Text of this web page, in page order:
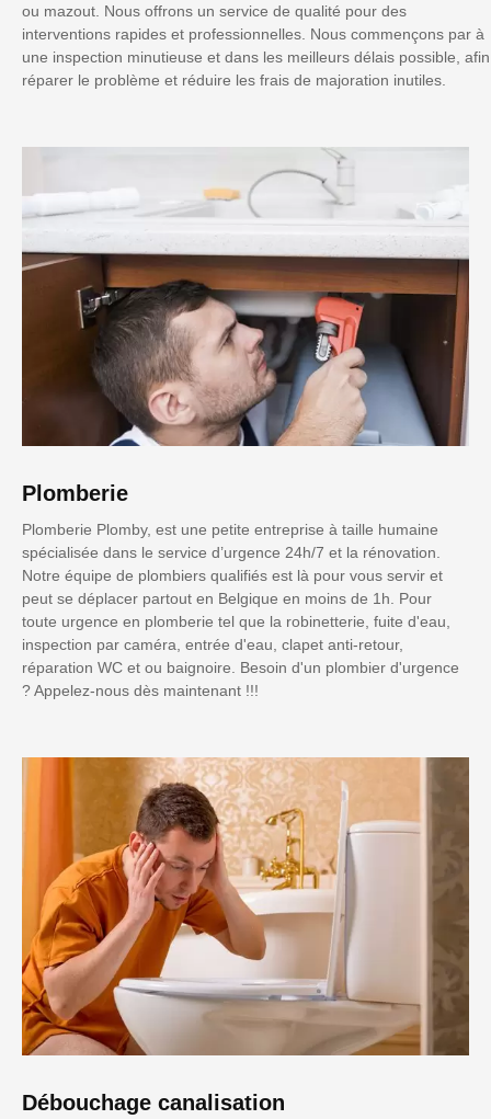
ou mazout. Nous offrons un service de qualité pour des
interventions rapides et professionnelles. Nous commençons par à
une inspection minutieuse et dans les meilleurs délais possible, afin
réparer le problème et réduire les frais de majoration inutiles.
Plomberie
Plomberie Plomby, est une petite entreprise à taille humaine
spécialisée dans le service d’urgence 24h/7 et la rénovation.
Notre équipe de plombiers qualifiés est là pour vous servir et
peut se déplacer partout en Belgique en moins de 1h. Pour
toute urgence en plomberie tel que la robinetterie, fuite d'eau,
inspection par caméra, entrée d'eau, clapet anti-retour,
réparation WC et ou baignoire. Besoin d'un plombier d'urgence
? Appelez-nous dès maintenant !!!
Débouchage canalisation